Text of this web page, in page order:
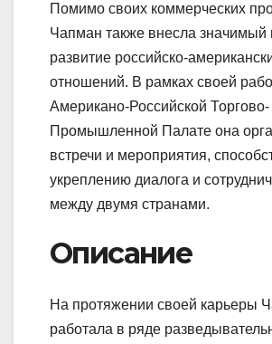
Помимо своих коммерческих
Чапман также внесла значимый
развитие российско-
отношений. В рамках своей
Американо-Российской Торгово-
Промышленной Палате она
встречи и мероприятия,
укреплению диалога и
между двумя странами.
Описание
На протяжении своей карьеры
работала в ряде